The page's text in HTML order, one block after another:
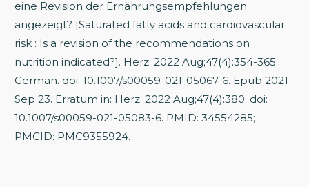
eine Revision der Ernährungsempfehlungen
angezeigt? [Saturated fatty acids and cardiovascular
risk : Is a revision of the recommendations on
nutrition indicated?]. Herz. 2022 Aug;47(4):354-365.
German. doi: 10.1007/s00059-021-05067-6. Epub 2021
Sep 23. Erratum in: Herz. 2022 Aug;47(4):380. doi:
10.1007/s00059-021-05083-6. PMID: 34554285;
PMCID: PMC9355924.